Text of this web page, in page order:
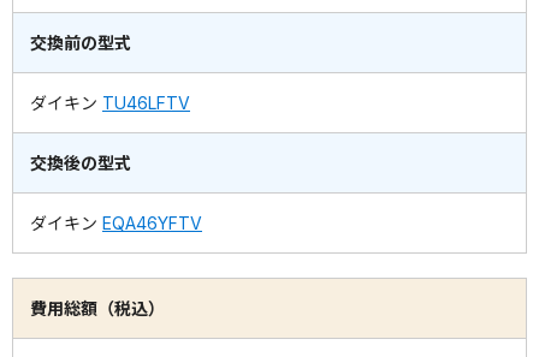
交換前の型式
ダイキン TU46LFTV
交換後の型式
ダイキン EQA46YFTV
費用総額（税込）